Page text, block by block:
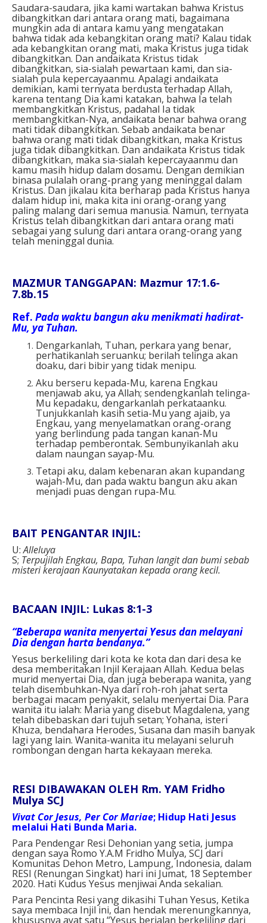
Saudara-saudara, jika kami wartakan bahwa Kristus
dibangkitkan dari antara orang mati, bagaimana
mungkin ada di antara kamu yang mengatakan
bahwa tidak ada kebangkitan orang mati? Kalau tidak
ada kebangkitan orang mati, maka Kristus juga tidak
dibangkitkan. Dan andaikata Kristus tidak
dibangkitkan, sia-sialah pewartaan kami, dan sia-
sialah pula kepercayaanmu. Apalagi andaikata
demikian, kami ternyata berdusta terhadap Allah,
karena tentang Dia kami katakan, bahwa Ia telah
membangkitkan Kristus, padahal Ia tidak
membangkitkan-Nya, andaikata benar bahwa orang
mati tidak dibangkitkan. Sebab andaikata benar
bahwa orang mati tidak dibangkitkan, maka Kristus
juga tidak dibangkitkan. Dan andaikata Kristus tidak
dibangkitkan, maka sia-sialah kepercayaanmu dan
kamu masih hidup dalam dosamu. Dengan demikian
binasa pulalah orang-prang yang meninggal dalam
Kristus. Dan jikalau kita berharap pada Kristus hanya
dalam hidup ini, maka kita ini orang-orang yang
paling malang dari semua manusia. Namun, ternyata
Kristus telah dibangkitkan dari antara orang mati
sebagai yang sulung dari antara orang-orang yang
telah meninggal dunia.
MAZMUR TANGGAPAN: Mazmur 17:1.6-
7.8b.15
Ref. Pada waktu bangun aku menikmati hadirat-
Mu, ya Tuhan.
Dengarkanlah, Tuhan, perkara yang benar,
perhatikanlah seruanku; berilah telinga akan
doaku, dari bibir yang tidak menipu.
Aku berseru kepada-Mu, karena Engkau
menjawab aku, ya Allah; sendengkanlah telinga-
Mu kepadaku, dengarkanlah perkataanku.
Tunjukkanlah kasih setia-Mu yang ajaib, ya
Engkau, yang menyelamatkan orang-orang
yang berlindung pada tangan kanan-Mu
terhadap pemberontak. Sembunyikanlah aku
dalam naungan sayap-Mu.
Tetapi aku, dalam kebenaran akan kupandang
wajah-Mu, dan pada waktu bangun aku akan
menjadi puas dengan rupa-Mu.
BAIT PENGANTAR INJIL:
U:Alleluya
S; Terpujilah Engkau, Bapa, Tuhan langit dan bumi sebab
misteri kerajaan Kaunyatakan kepada orang kecil.
BACAAN INJIL: Lukas 8:1-3
“Beberapa wanita menyertai Yesus dan melayani
Dia dengan harta bendanya.”
Yesus berkeliling dari kota ke kota dan dari desa ke
desa memberitakan Injil Kerajaan Allah. Kedua belas
murid menyertai Dia, dan juga beberapa wanita, yang
telah disembuhkan-Nya dari roh-roh jahat serta
berbagai macam penyakit, selalu menyertai Dia. Para
wanita itu ialah: Maria yang disebut Magdalena, yang
telah dibebaskan dari tujuh setan; Yohana, isteri
Khuza, bendahara Herodes, Susana dan masih banyak
lagi yang lain. Wanita-wanita itu melayani seluruh
rombongan dengan harta kekayaan mereka.
RESI DIBAWAKAN OLEH Rm. YAM Fridho
Mulya SCJ
Vivat Cor Jesus, Per Cor Mariae; Hidup Hati Jesus
melalui Hati Bunda Maria.
Para Pendengar Resi Dehonian yang setia, jumpa
dengan saya Romo Y.A.M Fridho Mulya, SCJ dari
Komunitas Dehon Metro, Lampung, Indonesia, dalam
RESI (Renungan Singkat) hari ini Jumat, 18 September
2020. Hati Kudus Yesus menjiwai Anda sekalian.
Para Pencinta Resi yang dikasihi Tuhan Yesus, Ketika
saya membaca Injil ini, dan hendak merenungkannya,
khususnya ayat satu “Yesus berjalan berkeliling dari